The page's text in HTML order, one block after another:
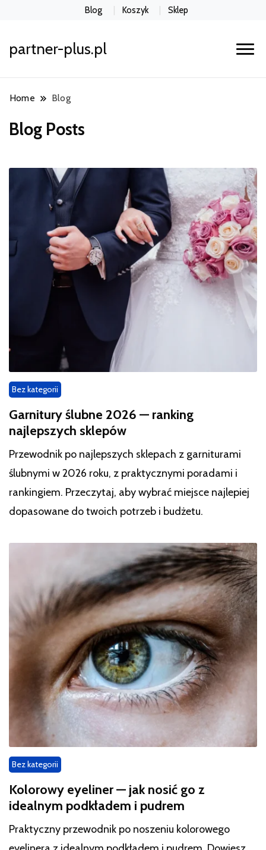
Blog Koszyk Sklep
partner-plus.pl
Home Blog
Blog Posts
Bez kategorii
Garnitury ślubne 2026 — ranking
najlepszych sklepów
Przewodnik po najlepszych sklepach z garniturami
ślubnymi w 2026 roku, z praktycznymi poradami i
rankingiem. Przeczytaj, aby wybrać miejsce najlepiej
dopasowane do twoich potrzeb i budżetu.
Bez kategorii
Kolorowy eyeliner — jak nosić go z
idealnym podkładem i pudrem
Praktyczny przewodnik po noszeniu kolorowego